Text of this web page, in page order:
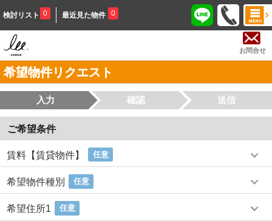
検討リスト 0 最近見た物件 0
お問合せ
希望物件リクエスト
入力 確認 送信
ご希望条件
賃料【賃貸物件】 任意
希望物件種別 任意
希望住所1 任意